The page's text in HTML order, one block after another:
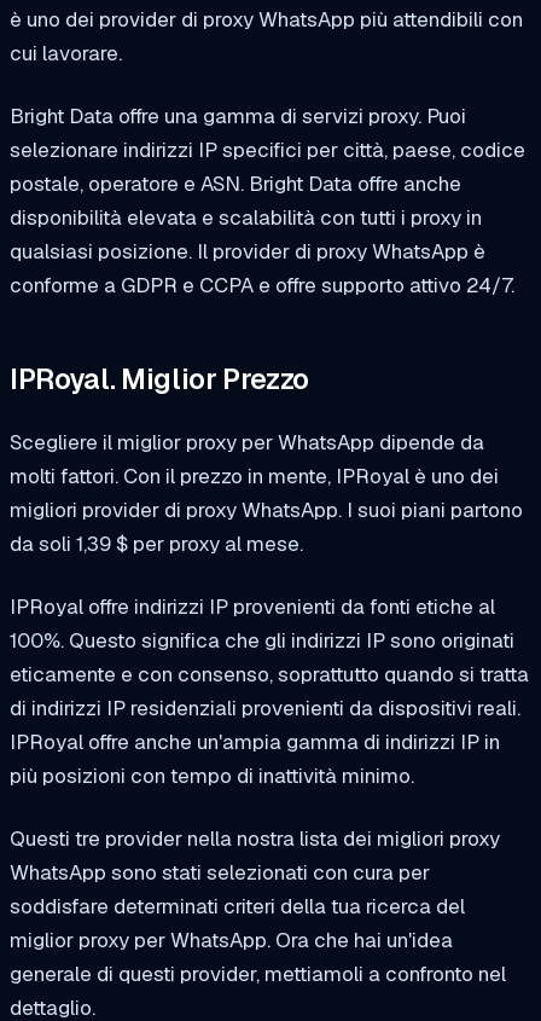
è uno dei provider di proxy WhatsApp più attendibili con
cui lavorare.
Bright Data offre una gamma di servizi proxy. Puoi
selezionare indirizzi IP specifici per città, paese, codice
postale, operatore e ASN. Bright Data offre anche
disponibilità elevata e scalabilità con tutti i proxy in
qualsiasi posizione. Il provider di proxy WhatsApp è
conforme a GDPR e CCPA e offre supporto attivo 24/7.
IPRoyal. Miglior Prezzo
Scegliere il miglior proxy per WhatsApp dipende da
molti fattori. Con il prezzo in mente, IPRoyal è uno dei
migliori provider di proxy WhatsApp. I suoi piani partono
da soli 1,39 $ per proxy al mese.
IPRoyal offre indirizzi IP provenienti da fonti etiche al
100%. Questo significa che gli indirizzi IP sono originati
eticamente e con consenso, soprattutto quando si tratta
di indirizzi IP residenziali provenienti da dispositivi reali.
IPRoyal offre anche un'ampia gamma di indirizzi IP in
più posizioni con tempo di inattività minimo.
Questi tre provider nella nostra lista dei migliori proxy
WhatsApp sono stati selezionati con cura per
soddisfare determinati criteri della tua ricerca del
miglior proxy per WhatsApp. Ora che hai un'idea
generale di questi provider, mettiamoli a confronto nel
dettaglio.